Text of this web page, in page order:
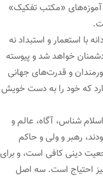
آموزه‌های «مکتب تفکیک»
با استعمار و استبداد نه
خواهد شد و پیوسته
و قدرت‌های جهانی
که خود را به دست خویش
شناس، آگاه، عالم و
رهبر و ولی و حاکم
دینی کافی است، و برای
احتیاج است. سه اصل